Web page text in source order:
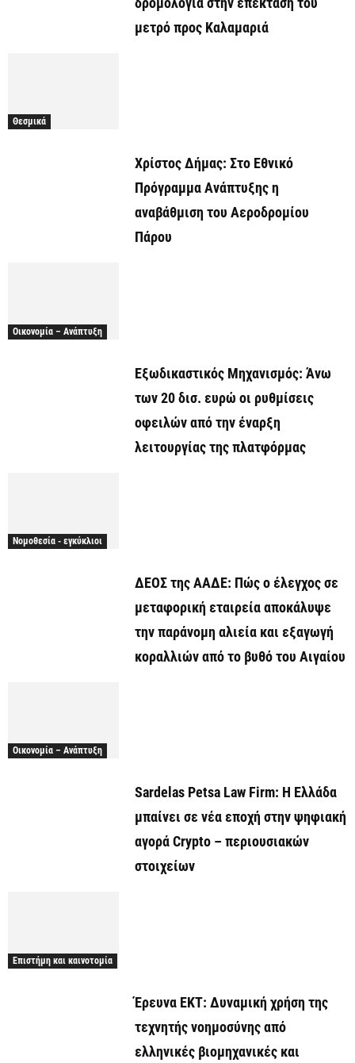
μετρό προς Καλαμαριά
Θεσμικά
Χρίστος Δήμας: Στο Εθνικό
Πρόγραμμα Ανάπτυξης η
αναβάθμιση του Αεροδρομίου
Πάρου
Οικονομία – Ανάπτυξη
Εξωδικαστικός Μηχανισμός: Άνω
των 20 δισ. ευρώ οι ρυθμίσεις
οφειλών από την έναρξη
λειτουργίας της πλατφόρμας
Νομοθεσία - εγκύκλιοι
ΔΕΟΣ της ΑΑΔΕ: Πώς ο έλεγχος σε
μεταφορική εταιρεία αποκάλυψε
την παράνομη αλιεία και εξαγωγή
κοραλλιών από το βυθό του Αιγαίου
Οικονομία – Ανάπτυξη
Sardelas Petsa Law Firm: Η Ελλάδα
μπαίνει σε νέα εποχή στην ψηφιακή
αγορά Crypto – περιουσιακών
στοιχείων
Επιστήμη και καινοτομία
Έρευνα ΕΚΤ: Δυναμική χρήση της
τεχνητής νοημοσύνης από
ελληνικές βιομηχανικές και